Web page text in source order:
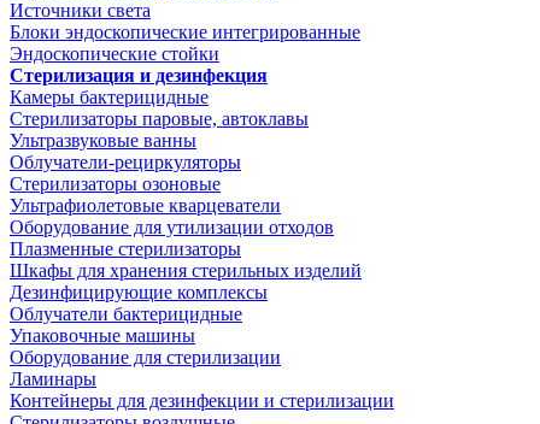
Источники света
Блоки эндоскопические интегрированные
Эндоскопические стойки
Стерилизация и дезинфекция
Камеры бактерицидные
Стерилизаторы паровые, автоклавы
Ультразвуковые ванны
Облучатели-рециркуляторы
Стерилизаторы озоновые
Ультрафиолетовые кварцеватели
Оборудование для утилизации отходов
Плазменные стерилизаторы
Шкафы для хранения стерильных изделий
Дезинфицирующие комплексы
Облучатели бактерицидные
Упаковочные машины
Оборудование для стерилизации
Ламинары
Контейнеры для дезинфекции и стерилизации